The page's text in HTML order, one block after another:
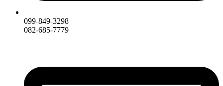
099-849-3298
082-685-7779